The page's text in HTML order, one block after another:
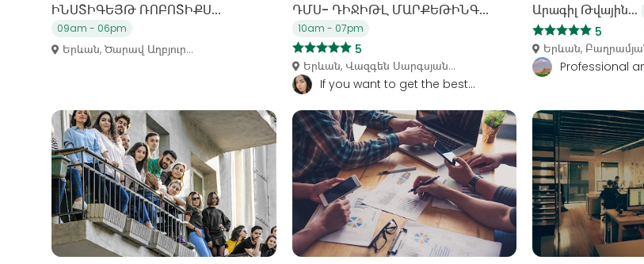
ԻՆՍՏԻԳԵՅԹ ՌՈԲՈՏԻՔՍ...
09am - 06pm
Երևան, Ծարավ Աղբյուր...
ԴՄՍ- ԴԻՋԻԹԼ ՄԱՐՔԵԹԻՆԳ...
10am - 07pm
5
Երևան, Վազգեն Սարգսյան...
If you want to get the best...
Արագիլ Թվային...
5
Երևան,
Professional